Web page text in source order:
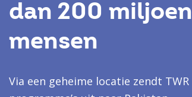
dan 200 miljoen
mensen
Via een geheime locatie zendt TWR